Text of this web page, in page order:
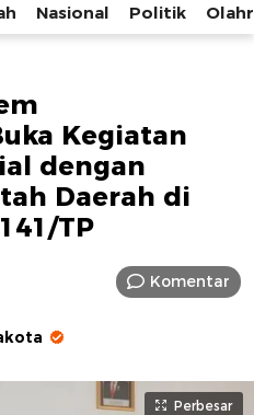
LUXURY
Sudut, dan Cerita Kota
Nasional Politik
Kegiatan
dengan
Daerah di
TP
Komentar
Perbesar